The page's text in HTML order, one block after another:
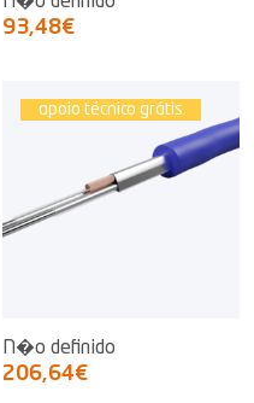
93,48€
apoio técnico grátis
N�o definido
206,64€